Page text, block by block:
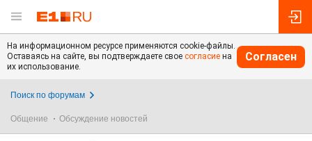
На информационном ресурсе применяются cookie-файлы.
Оставаясь на сайте, вы подтверждаете свое согласие на
их использование.
Согласен
Поиск по форумам
Общение Обсуждение новостей